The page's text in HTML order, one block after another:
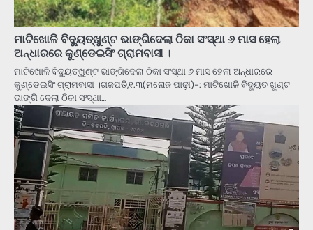
ମାଟିଖୋଳି ବିଦ୍ୟୁତ୍‌ଖୁଣ୍ଟ ଭାଙ୍ଗିଦେଲା ଠିକା ସଂସ୍ଥା ୬ ମାସ ହେଲା
ଅନ୍ଧାରରେ କୁଣ୍ଡେଇସିଂ ଗ୍ରାମବାସୀ ।
ମାଟିଖୋଳି ବିଦ୍ୟୁତ୍‌ଖୁଣ୍ଟ ଭାଙ୍ଗିଦେଲା ଠିକା ସଂସ୍ଥା ୬ ମାସ ହେଲା ଅନ୍ଧାରରେ
କୁଣ୍ଡେଇସିଂ ଗ୍ରାମବାସୀ ।ଗଜପତି,୧.୩(ମନୋଜ ପାଢ଼ୀ)-: ମାଟିଖୋଳି ବିଦ୍ୟୁତ ଖୁଣ୍ଟ
ଭାଙ୍ଗି ଦେଲା ଠିକା ସଂସ୍ଥା…